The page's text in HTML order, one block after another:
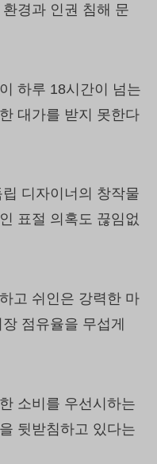
경과 인권 침해 문
하루 18시간이 넘는
대가를 받지 못한다
디자이너의 창작물
표절 의혹도 끊임없
고 쉬인은 강력한 마
점유율을 무섭게
소비를 우선시하는
뒷받침하고 있다는